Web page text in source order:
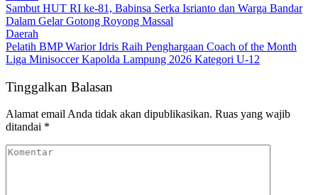
Sambut HUT RI ke-81, Babinsa Serka Isrianto dan Warga Bandar
Dalam Gelar Gotong Royong Massal
Daerah
Pelatih BMP Warior Idris Raih Penghargaan Coach of the Month
Liga Minisoccer Kapolda Lampung 2026 Kategori U-12
Tinggalkan Balasan
Alamat email Anda tidak akan dipublikasikan. Ruas yang wajib
ditandai *